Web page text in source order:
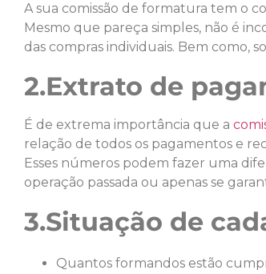
A sua comissão de formatura tem o
Mesmo que pareça simples, não é
das compras individuais. Bem como,
2.Extrato de
É de extrema importância que a
relação de todos os pagamentos e
Esses números podem fazer uma
operação passada ou apenas se
3.Situação de
Quantos formandos estão